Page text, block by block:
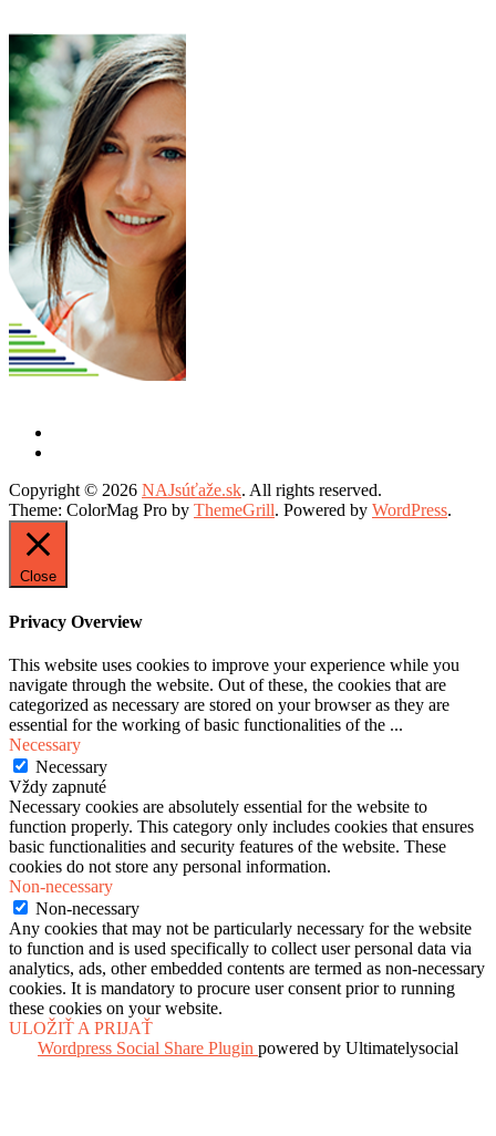
Copyright © 2026 NAJsúťaže.sk. All rights reserved.
Theme: ColorMag Pro by ThemeGrill. Powered by WordPress.
Close
Privacy Overview
This website uses cookies to improve your experience while you
navigate through the website. Out of these, the cookies that are
categorized as necessary are stored on your browser as they are
essential for the working of basic functionalities of the ...
Necessary
Necessary
Vždy zapnuté
Necessary cookies are absolutely essential for the website to
function properly. This category only includes cookies that ensures
basic functionalities and security features of the website. These
cookies do not store any personal information.
Non-necessary
Non-necessary
Any cookies that may not be particularly necessary for the website
to function and is used specifically to collect user personal data via
analytics, ads, other embedded contents are termed as non-necessary
cookies. It is mandatory to procure user consent prior to running
these cookies on your website.
ULOŽIŤ A PRIJAŤ
Wordpress Social Share Plugin powered by Ultimatelysocial